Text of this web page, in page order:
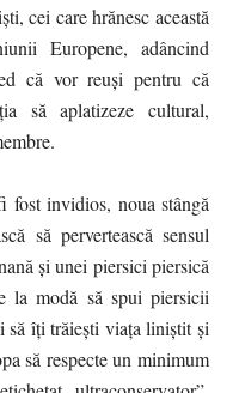
cei care hrănesc această
Europene, adâncind
că vor reuși pentru că
să aplatizeze cultural,
invidios, noua stângă
să pervertească sensul
și unei piersici piersică
la modă să spui piersicii
să îți trăiești viața liniștit și
să respecte un minimum